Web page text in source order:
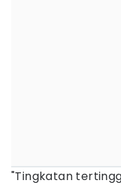
"Tingkatan